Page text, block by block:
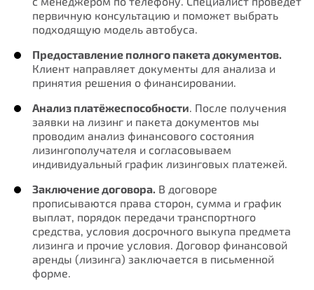
первичную консультацию и поможет выбрать
подходящую модель автобуса.
Предоставление полного пакета документов.
Клиент направляет документы для анализа и
принятия решения о финансировании.
Анализ платёжеспособности. После получения
заявки на лизинг и пакета документов мы
проводим анализ финансового состояния
лизингополучателя и согласовываем
индивидуальный график лизинговых платежей.
Заключение договора. В договоре
прописываются права сторон, сумма и график
выплат, порядок передачи транспортного
средства, условия досрочного выкупа предмета
лизинга и прочие условия. Договор финансовой
аренды (лизинга) заключается в письменной
форме.
Нам важно Ваше мнение. Здесь Вы
совершенствовании работы сайта
Отправить